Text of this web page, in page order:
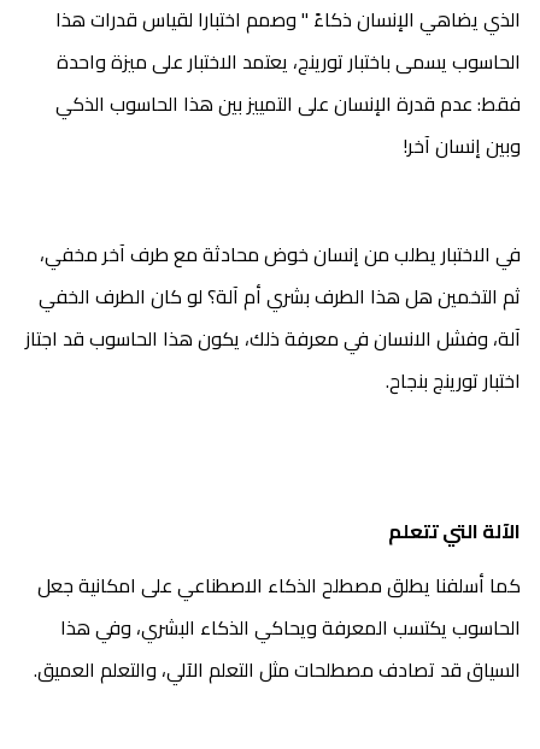
الذي يضاهي الإنسان ذكاءً " وصمم اختبارا لقياس قدرات هذا
الحاسوب يسمى باختبار تورينج، يعتمد الاختبار على ميزة واحدة
فقط: عدم قدرة الإنسان على التمييز بين هذا الحاسوب الذكي
وبين إنسان آخر!
في الاختبار يطلب من إنسان خوض محادثة مع طرف آخر مخفي،
ثم التخمين هل هذا الطرف بشري أم آلة؟ لو كان الطرف الخفي
آلة، وفشل الانسان في معرفة ذلك، يكون هذا الحاسوب قد اجتاز
اختبار تورينج بنجاح.
الآلة التي تتعلم
كما أسلفنا يطلق مصطلح الذكاء الاصطناعي على امكانية جعل
الحاسوب يكتسب المعرفة ويحاكي الذكاء البشري، وفي هذا
السياق قد تصادف مصطلحات مثل التعلم الآلي، والتعلم العميق.